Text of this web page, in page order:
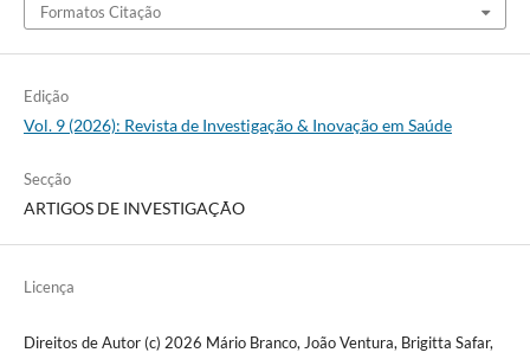
Formatos Citação
Edição
Vol. 9 (2026): Revista de Investigação & Inovação em Saúde
Secção
ARTIGOS DE INVESTIGAÇÃO
Licença
Direitos de Autor (c) 2026 Mário Branco, João Ventura, Brigitta Safar,